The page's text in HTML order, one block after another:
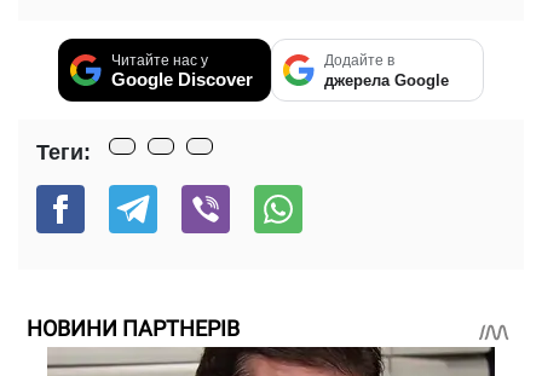
Читайте нас у
Google Discover
Додайте в
джерела Google
Теги:
НОВИНИ ПАРТНЕРІВ